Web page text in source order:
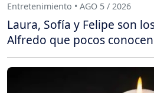
Entretenimiento • AGO 5 / 2026
Laura, Sofía y Felipe son
Alfredo que pocos conocen